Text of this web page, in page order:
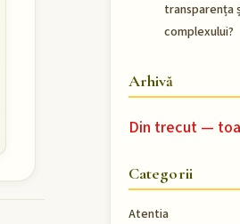
transparența
complexului?
Arhivă
Din trecut —
Categorii
Atentia